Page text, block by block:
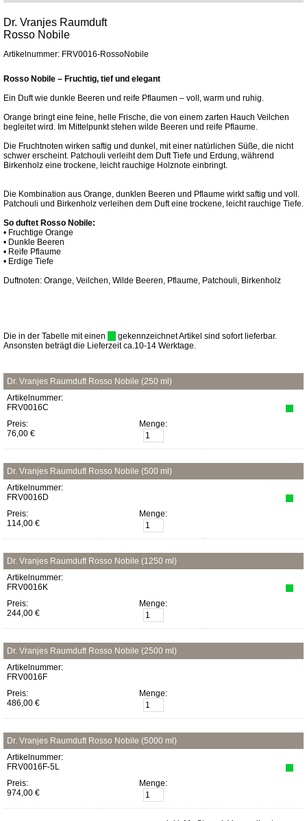
Dr. Vranjes Raumduft
Rosso Nobile
Artikelnummer: FRV0016-RossoNobile
Rosso Nobile – Fruchtig, tief und elegant
Ein Duft wie dunkle Beeren und reife Pflaumen – voll, warm und ruhig.
Orange bringt eine feine, helle Frische, die von einem zarten Hauch Veilchen
begleitet wird. Im Mittelpunkt stehen wilde Beeren und reife Pflaume.
Die Fruchtnoten wirken saftig und dunkel, mit einer natürlichen Süße, die nicht
schwer erscheint. Patchouli verleiht dem Duft Tiefe und Erdung, während
Birkenholz eine trockene, leicht rauchige Holznote einbringt.
Die Kombination aus Orange, dunklen Beeren und Pflaume wirkt saftig und voll.
Patchouli und Birkenholz verleihen dem Duft eine trockene, leicht rauchige Tiefe.
So duftet Rosso Nobile:
• Fruchtige Orange
• Dunkle Beeren
• Reife Pflaume
• Erdige Tiefe
Duftnoten: Orange, Veilchen, Wilde Beeren, Pflaume, Patchouli, Birkenholz
Die in der Tabelle mit einen
gekennzeichnet Artikel sind sofort lieferbar.
Ansonsten beträgt die Lieferzeit ca.10-14 Werktage.
Dr. Vranjes Raumduft Rosso Nobile (250 ml)
Artikelnummer:
FRV0016C
Preis:
76,00 €
Menge:
Dr. Vranjes Raumduft Rosso Nobile (500 ml)
Artikelnummer:
FRV0016D
Preis:
114,00 €
Menge:
Dr. Vranjes Raumduft Rosso Nobile (1250 ml)
Artikelnummer:
FRV0016K
Preis:
244,00 €
Menge:
Dr. Vranjes Raumduft Rosso Nobile (2500 ml)
Artikelnummer:
FRV0016F
Preis:
486,00 €
Menge:
Dr. Vranjes Raumduft Rosso Nobile (5000 ml)
Artikelnummer:
FRV0016F-5L
Preis:
974,00 €
Menge: